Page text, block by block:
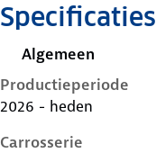
Specificaties
Algemeen
Productieperiode
2026 - heden
Carrosserie